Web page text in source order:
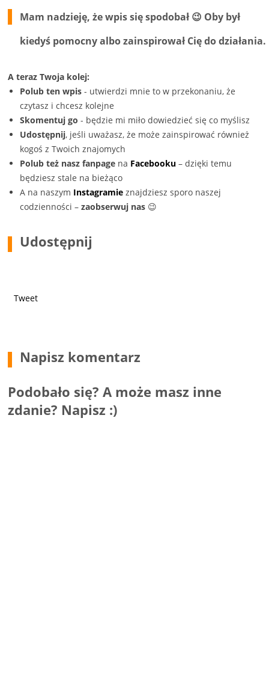
Mam nadzieję, że wpis się spodobał 😉 Oby był
kiedyś pomocny albo zainspirował Cię do działania.
A teraz Twoja kolej:
Polub ten wpis - utwierdzi mnie to w przekonaniu, że
czytasz i chcesz kolejne
Skomentuj go - będzie mi miło dowiedzieć się co myślisz
Udostępnij, jeśli uważasz, że może zainspirować również
kogoś z Twoich znajomych
Polub też nasz fanpage na Facebooku – dzięki temu
będziesz stale na bieżąco
A na naszym Instagramie znajdziesz sporo naszej
codzienności –zaobserwuj nas 😉
Udostępnij
Tweet
Napisz komentarz
Podobało się? A może masz inne
zdanie? Napisz :)